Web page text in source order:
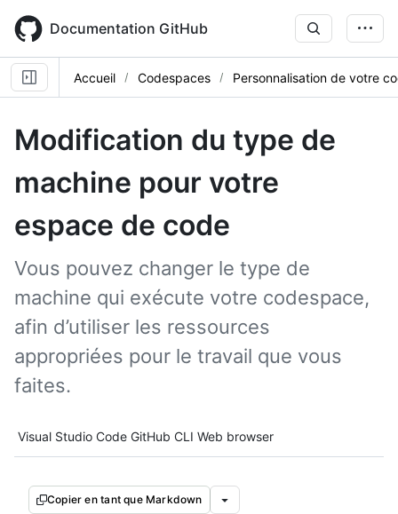
main
content
Documentation GitHub
Accueil Codespaces Personnalisation de votre
Modification du type de
machine pour votre
espace de code
Vous pouvez changer le type de
machine qui exécute votre codespace,
afin d’utiliser les ressources
appropriées pour le travail que vous
faites.
Tool navigation
Visual Studio Code GitHub CLI Web browser
Copier en tant que Markdown